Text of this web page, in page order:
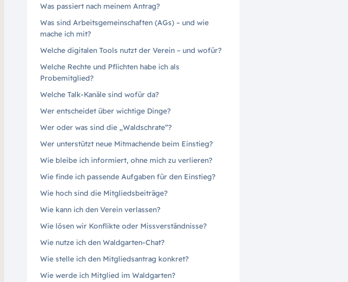
Was passiert nach meinem Antrag?
Was sind Arbeitsgemeinschaften (AGs) – und wie
mache ich mit?
Welche digitalen Tools nutzt der Verein – und wofür?
Welche Rechte und Pflichten habe ich als
Probemitglied?
Welche Talk-Kanäle sind wofür da?
Wer entscheidet über wichtige Dinge?
Wer oder was sind die „Waldschrate“?
Wer unterstützt neue Mitmachende beim Einstieg?
Wie bleibe ich informiert, ohne mich zu verlieren?
Wie finde ich passende Aufgaben für den Einstieg?
Wie hoch sind die Mitgliedsbeiträge?
Wie kann ich den Verein verlassen?
Wie lösen wir Konflikte oder Missverständnisse?
Wie nutze ich den Waldgarten-Chat?
Wie stelle ich den Mitgliedsantrag konkret?
Wie werde ich Mitglied im Waldgarten?